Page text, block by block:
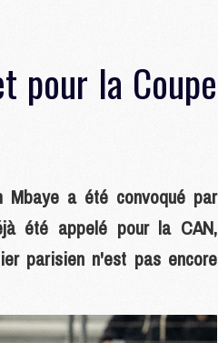
pour la Coupe
Mbaye a été convoqué par
été appelé pour la CAN,
parisien n'est pas encore